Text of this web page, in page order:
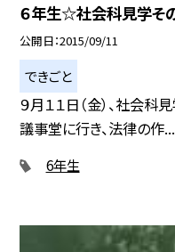
６年生☆社会科見学そ
公開日 2015/09/11
できごと
９月１１日（金）、社会科
議事堂に行き、法律の作...
6年生